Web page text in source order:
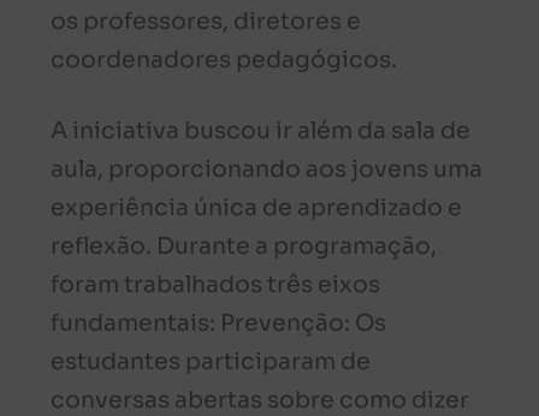
os professores, diretores e
coordenadores pedagógicos.
A iniciativa buscou ir além da sala de
aula, proporcionando aos jovens uma
experiência única de aprendizado e
reflexão. Durante a programação,
foram trabalhados três eixos
fundamentais: Prevenção: Os
estudantes participaram de
conversas abertas sobre como dizer